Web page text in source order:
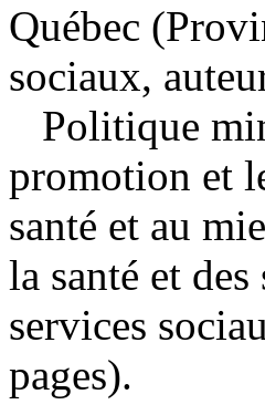
Québec
sociaux,
Politique
promotion et
santé et au
la santé et
services
pages).